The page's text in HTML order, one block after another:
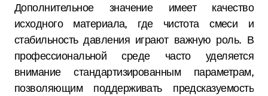
Дополнительное значение имеет качество
исходного материала, где чистота смеси и
стабильность давления играют важную роль. В
профессиональной среде часто уделяется
внимание стандартизированным параметрам,
позволяющим поддерживать предсказуемость